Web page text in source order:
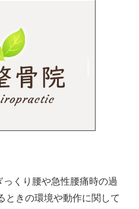
くり腰や急性腰痛時の過
ときの環境や動作に関して